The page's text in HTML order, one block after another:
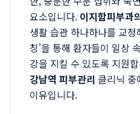
요소입니다. 이지함피부과
생활 습관 하나하나를 교
칭'을 통해 환자들이 일상
강을 지킬 수 있도록 지원
강남역 피부관리 클리닉
이유입니다.